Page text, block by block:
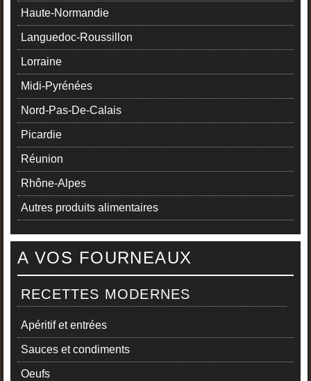
Haute-Normandie
Languedoc-Roussillon
Lorraine
Midi-Pyrénées
Nord-Pas-De-Calais
Picardie
Réunion
Rhône-Alpes
Autres produits alimentaires
A VOS FOURNEAUX
RECETTES MODERNES
Apéritif et entrées
Sauces et condiments
Oeufs